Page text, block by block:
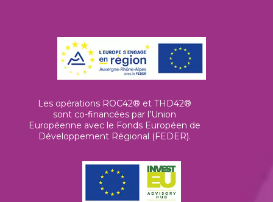
Les opérations ROC42® et THD42®
sont co-financées par l’Union
Européenne avec le Fonds Européen de
Développement Régional (FEDER).